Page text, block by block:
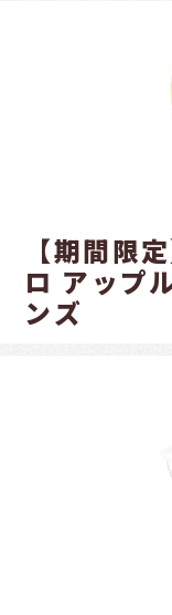
【期間限
ロ アップ
ンズ